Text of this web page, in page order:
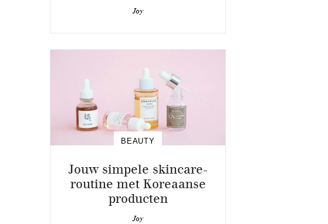
Joy
BEAUTY
Jouw simpele skincare-
routine met Koreaanse
producten
Joy